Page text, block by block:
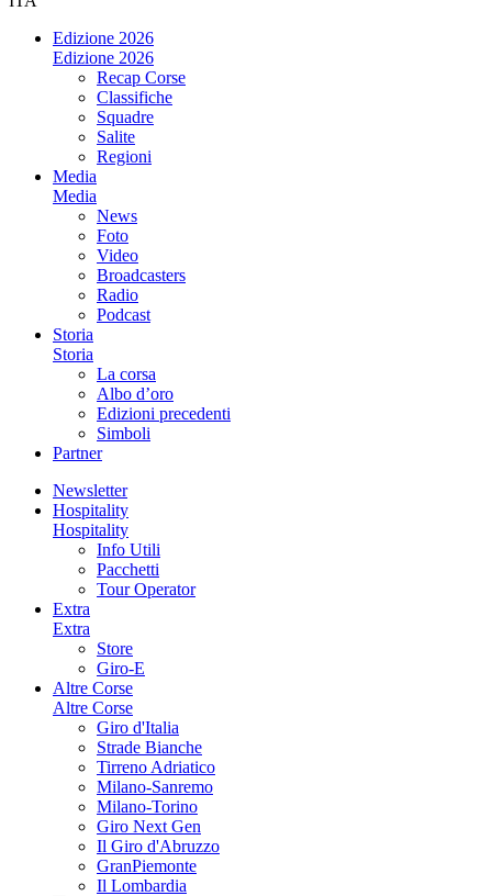
Edizione 2026
Edizione 2026
Recap Corse
Classifiche
Squadre
Salite
Regioni
Media
Media
News
Foto
Video
Broadcasters
Radio
Podcast
Storia
Storia
La corsa
Albo d’oro
Edizioni precedenti
Simboli
Partner
Newsletter
Hospitality
Hospitality
Info Utili
Pacchetti
Tour Operator
Extra
Extra
Store
Giro-E
Altre Corse
Altre Corse
Giro d'Italia
Strade Bianche
Tirreno Adriatico
Milano-Sanremo
Milano-Torino
Giro Next Gen
Il Giro d'Abruzzo
GranPiemonte
Il Lombardia